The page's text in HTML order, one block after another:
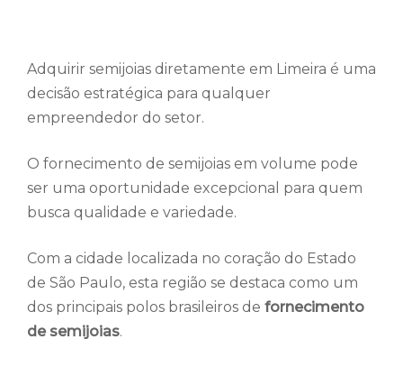
Adquirir semijoias diretamente em Limeira é uma
decisão estratégica para qualquer
empreendedor do setor.
O fornecimento de semijoias em volume pode
ser uma oportunidade excepcional para quem
busca qualidade e variedade.
Com a cidade localizada no coração do Estado
de São Paulo, esta região se destaca como um
dos principais polos brasileiros de fornecimento
de semijoias.